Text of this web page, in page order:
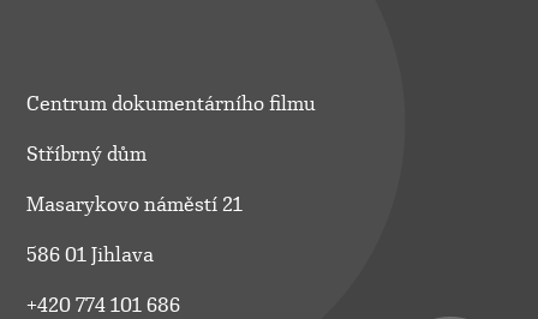
Centrum dokumentárního filmu
Stříbrný dům
Masarykovo náměstí 21
586 01 Jihlava
+420 774 101 686